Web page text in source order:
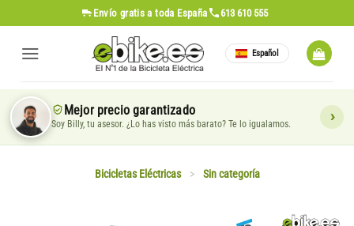
al
contenido
Envío gratis a toda España 613 610 555
Español
Mejor precio garantizado
Soy Billy, tu asesor. ¿Lo has visto más barato? Te lo igualamos.
Bicicletas Eléctricas > Sin categoría